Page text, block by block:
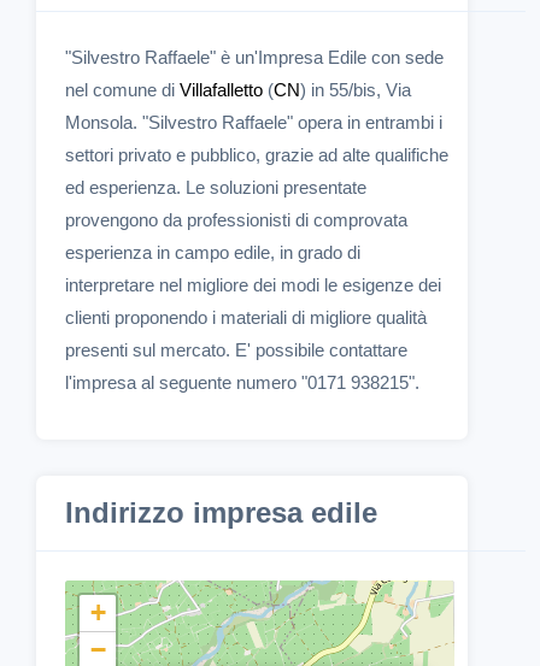
"Silvestro Raffaele" è un'Impresa Edile con sede
nel comune di Villafalletto (CN) in 55/bis, Via
Monsola. "Silvestro Raffaele" opera in entrambi i
settori privato e pubblico, grazie ad alte qualifiche
ed esperienza. Le soluzioni presentate
provengono da professionisti di comprovata
esperienza in campo edile, in grado di
interpretare nel migliore dei modi le esigenze dei
clienti proponendo i materiali di migliore qualità
presenti sul mercato. E' possibile contattare
l'impresa al seguente numero "0171 938215".
Indirizzo impresa edile
+
−